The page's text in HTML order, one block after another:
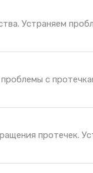
Устраняем
с
протечек.